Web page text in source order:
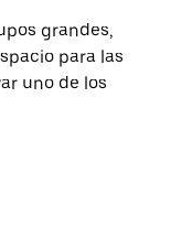
grandes,
para las
uno de los